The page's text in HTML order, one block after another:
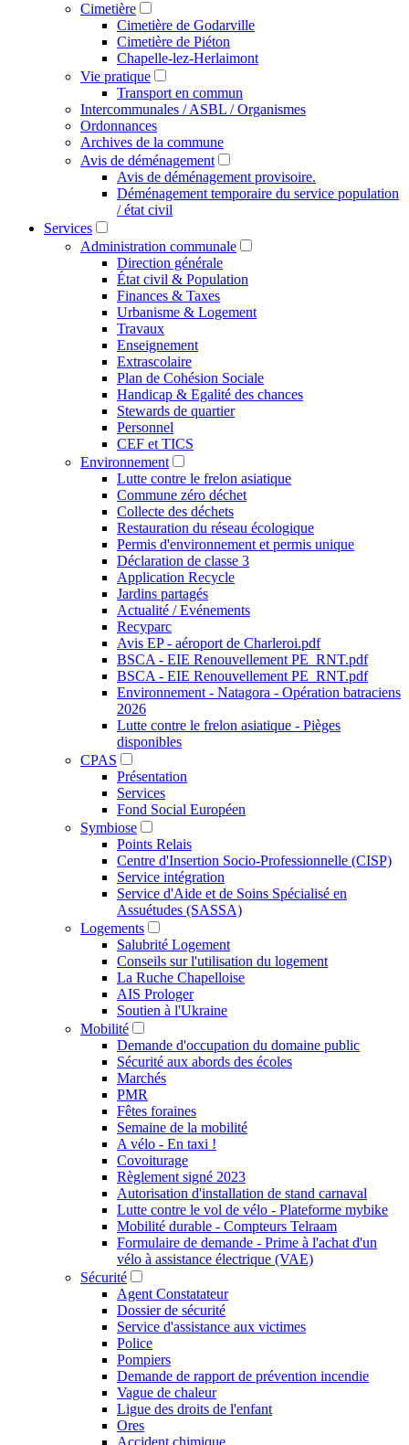
Cimetière
Cimetière de Godarville
Cimetière de Piéton
Chapelle-lez-Herlaimont
Vie pratique
Transport en commun
Intercommunales / ASBL / Organismes
Ordonnances
Archives de la commune
Avis de déménagement
Avis de déménagement provisoire.
Déménagement temporaire du service population
/ état civil
Services
Administration communale
Direction générale
État civil & Population
Finances & Taxes
Urbanisme & Logement
Travaux
Enseignement
Extrascolaire
Plan de Cohésion Sociale
Handicap & Egalité des chances
Stewards de quartier
Personnel
CEF et TICS
Environnement
Lutte contre le frelon asiatique
Commune zéro déchet
Collecte des déchets
Restauration du réseau écologique
Permis d'environnement et permis unique
Déclaration de classe 3
Application Recycle
Jardins partagés
Actualité / Evénements
Recyparc
Avis EP - aéroport de Charleroi.pdf
BSCA - EIE Renouvellement PE_RNT.pdf
BSCA - EIE Renouvellement PE_RNT.pdf
Environnement - Natagora - Opération batraciens
2026
Lutte contre le frelon asiatique - Pièges
disponibles
CPAS
Présentation
Services
Fond Social Européen
Symbiose
Points Relais
Centre d'Insertion Socio-Professionnelle (CISP)
Service intégration
Service d'Aide et de Soins Spécialisé en
Assuétudes (SASSA)
Logements
Salubrité Logement
Conseils sur l'utilisation du logement
La Ruche Chapelloise
AIS Prologer
Soutien à l'Ukraine
Mobilité
Demande d'occupation du domaine public
Sécurité aux abords des écoles
Marchés
PMR
Fêtes foraines
Semaine de la mobilité
A vélo - En taxi !
Covoiturage
Règlement signé 2023
Autorisation d'installation de stand carnaval
Lutte contre le vol de vélo - Plateforme mybike
Mobilité durable - Compteurs Telraam
Formulaire de demande - Prime à l'achat d'un
vélo à assistance électrique (VAE)
Sécurité
Agent Constatateur
Dossier de sécurité
Service d'assistance aux victimes
Police
Pompiers
Demande de rapport de prévention incendie
Vague de chaleur
Ligue des droits de l'enfant
Ores
Accident chimique